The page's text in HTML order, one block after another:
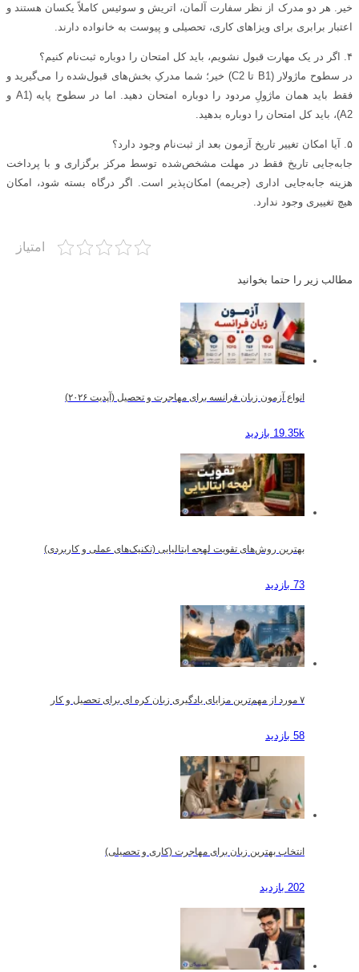
خیر. هر دو مدرک از نظر سفارت آلمان، اتریش و سوئیس کاملاً یکسان هستند و
اعتبار برابری برای ویزاهای کاری، تحصیلی و پیوست به خانواده دارند.
۴. اگر در یک مهارت قبول نشویم، باید کل امتحان را دوباره ثبت‌نام کنیم؟
در سطوح ماژولار (B1 تا C2) خیر؛ شما مدرکِ بخش‌های قبول‌شده را می‌گیرید و
فقط باید همان ماژولِ مردود را دوباره امتحان دهید. اما در سطوح پایه (A1 و
A2)، باید کل امتحان را دوباره بدهید.
۵. آیا امکان تغییر تاریخ آزمون بعد از ثبت‌نام وجود دارد؟
جابه‌جایی تاریخ فقط در مهلت مشخص‌شده توسط مرکز برگزاری و با پرداخت
هزینه جابه‌جایی اداری (جریمه) امکان‌پذیر است. اگر درگاه بسته شود، امکان
هیچ تغییری وجود ندارد.
امتیاز
مطالب زیر را حتما بخوانید
انواع آزمون زبان فرانسه برای مهاجرت و تحصیل (آپدیت ۲۰۲۶)
19.35k بازدید
بهترین روش‌های تقویت لهجه ایتالیایی (تکنیک‌های عملی و کاربردی)
73 بازدید
۷ مورد از مهم‌ترین مزایای یادگیری زبان کره ای برای تحصیل و کار
58 بازدید
انتخاب بهترین زبان برای مهاجرت (کاری و تحصیلی)
202 بازدید